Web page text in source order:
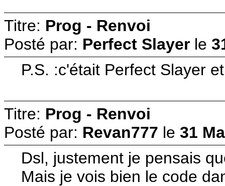
Titre: Prog - Renvoi
Posté par: Perfect Slayer le
P.S. :c'était Perfect Slayer
Titre: Prog - Renvoi
Posté par: Revan777 le 31
Dsl, justement je pensais
Mais je vois bien le code